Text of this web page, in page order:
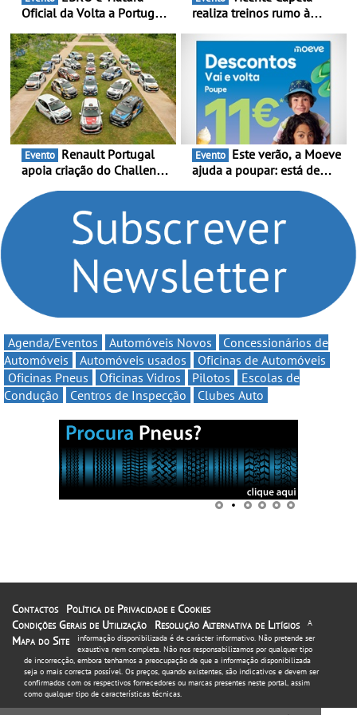
Oficial da Volta a Portugal
presença nacional ao lado
da mítica prova de ciclismo
e leva a sua gama SUV
multi-energia às estradas
de Portugal
realiza treinos rumo à
Portugal Karting e mira boa
estreia - O Campeonato
Portugal Karting 2026
decorre entre 1 de Março e
6 de Setembro
Evento
apoia criação do Challenge
compromisso com o
automobilismo nacional
continua em 2026
Evento
ajuda a poupar: está de
Volta” com descontos de
Agenda/Eventos Automóveis Novos
Concessionários de
Automóveis
Automóveis usados
Oficinas de Automóveis
Oficinas Pneus
Oficinas Vidros Pilotos
Escolas de
Condução
Centros de Inspecção Clubes Auto
Contactos
Política de Privacidade e Cookies
Condições Gerais de Utilização
Resolução Alternativa de Litígios
Mapa do Site
A
informação disponibilizada é de carácter informativo. Não pretende ser
exaustiva nem completa. Não nos responsabilizamos por qualquer tipo
de incorrecção, embora tenhamos a preocupação de que a informação disponibilizada
seja o mais correcta possível. Os preços, quando existentes, são indicativos e devem ser
confirmados com os respectivos fornecedores ou marcas presentes neste portal, assim
como qualquer tipo de características técnicas.